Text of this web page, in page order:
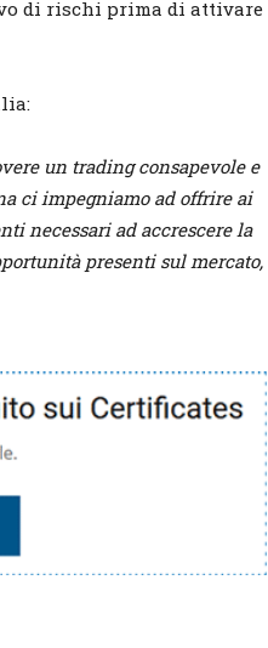
di rischi prima di attivare
un trading consapevole e
ci impegniamo ad offrire ai
necessari ad accrescere la
presenti sul mercato,